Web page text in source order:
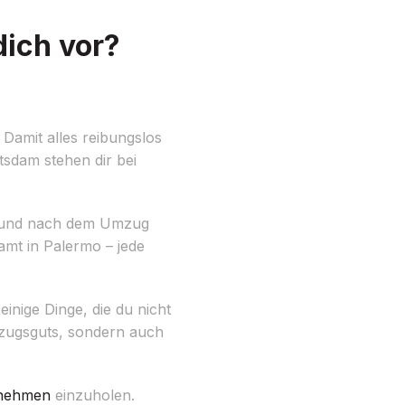
vor?
alles reibungslos
stehen dir bei
nach dem Umzug
in Palermo – jede
Dinge, die du nicht
sondern auch
einzuholen.